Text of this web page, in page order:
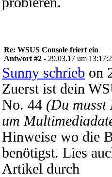
Re: WSUS Console friert ein
Antwort #2 - 29.03.17 um
Sunny schrieb on
Zuerst ist dein
No. 44 (Du
um
Hinweise wo die
benötigst. Lies
Artikel durch